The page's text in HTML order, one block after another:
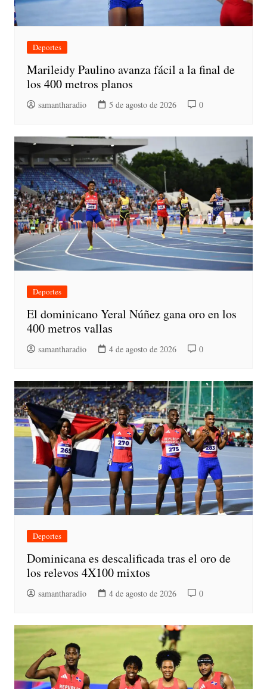
Deportes
Marileidy Paulino avanza fácil a la final de
los 400 metros planos
samantharadio 5 de agosto de 2026 0
Deportes
El dominicano Yeral Núñez gana oro en los
400 metros vallas
samantharadio 4 de agosto de 2026 0
Deportes
Dominicana es descalificada tras el oro de
los relevos 4X100 mixtos
samantharadio 4 de agosto de 2026 0